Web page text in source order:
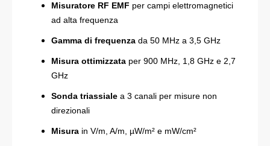
Misuratore RF EMF per campi elettromagnetici
ad alta frequenza
Gamma di frequenza da 50 MHz a 3,5 GHz
Misura ottimizzata per 900 MHz, 1,8 GHz e 2,7
GHz
Sonda triassiale a 3 canali per misure non
direzionali
Misura in V/m, A/m, µW/m² e mW/cm²